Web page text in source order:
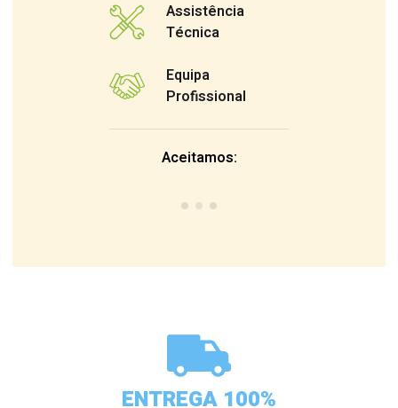
Assistência
Técnica
Equipa
Profissional
Aceitamos:
ENTREGA 100%